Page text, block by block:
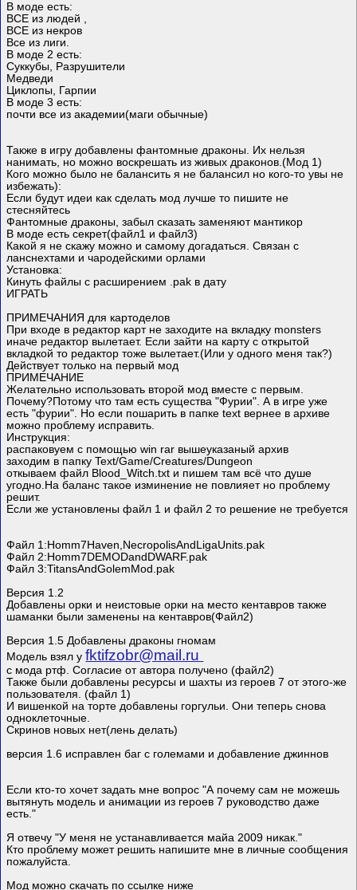
В моде есть:
ВСЕ из людей ,
ВСЕ из некров
Все из лиги.
В моде 2 есть:
Суккубы, Разрушители
Медведи
Циклопы, Гарпии
В моде 3 есть:
почти все из академии(маги обычные)
Также в игру добавлены фантомные драконы. Их нельзя
нанимать, но можно воскрешать из живых драконов.(Мод 1)
Кого можно было не балансить я не балансил но кого-то увы не
избежать):
Если будут идеи как сделать мод лучше то пишите не
стесняйтесь
Фантомные драконы, забыл сказать заменяют мантикор
В моде есть секрет(файл1 и файл3)
Какой я не скажу можно и самому догадаться. Связан с
ланснехтами и чародейскими орлами
Установка:
Кинуть файлы с расширением .pak в дату
ИГРАТЬ
ПРИМЕЧАНИЯ для картоделов
При входе в редактор карт не заходите на вкладку monsters
иначе редактор вылетает. Если зайти на карту с открытой
вкладкой то редактор тоже вылетает.(Или у одного меня так?)
Действует только на первый мод
ПРИМЕЧАНИЕ
Желательно использовать второй мод вместе с первым.
Почему?Потому что там есть существа "Фурии". А в игре уже
есть "фурии". Но если пошарить в папке text вернее в архиве
можно проблему исправить.
Инструкция:
распаковуем с помощью win rar вышеуказаный архив
заходим в папку Text/Game/Creatures/Dungeon
откываем файл Blood_Witch.txt и пишем там всё что душе
угодно.На баланс такое изминение не повлияет но проблему
решит.
Если же установлены файл 1 и файл 2 то решение не требуется
Файл 1:Homm7Haven,NecropolisAndLigaUnits.pak
Файл 2:Homm7DEMODandDWARF.pak
Файл 3:TitansAndGolemMod.pak
Версия 1.2
Добавлены орки и неистовые орки на место кентавров также
шаманки были заменены на кентавров(Файл2)
Версия 1.5 Добавлены драконы гномам
Модель взял уfktifzobr@mail.ru
с мода ртф. Согласие от автора получено (файл2)
Также были добавлены ресурсы и шахты из героев 7 от этого-же
пользователя. (файл 1)
И вишенкой на торте добавлены горгульи. Они теперь снова
одноклеточные.
Скринов новых нет(лень делать)
версия 1.6 исправлен баг с големами и добавление джиннов
Если кто-то хочет задать мне вопрос "А почему сам не можешь
вытянуть модель и анимации из героев 7 руководство даже
есть."
Я отвечу "У меня не устанавливается майа 2009 никак."
Кто проблему может решить напишите мне в личные сообщения
пожалуйста.
Мод можно скачать по ссылке ниже